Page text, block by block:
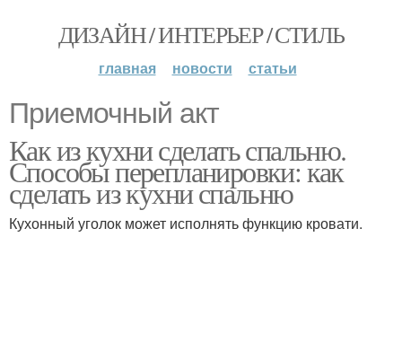
ДИЗАЙН / ИНТЕРЬЕР / СТИЛЬ
главная новости статьи
Приемочный акт
Как из кухни сделать спальню.
Способы перепланировки: как
сделать из кухни спальню
Кухонный уголок может исполнять функцию кровати.